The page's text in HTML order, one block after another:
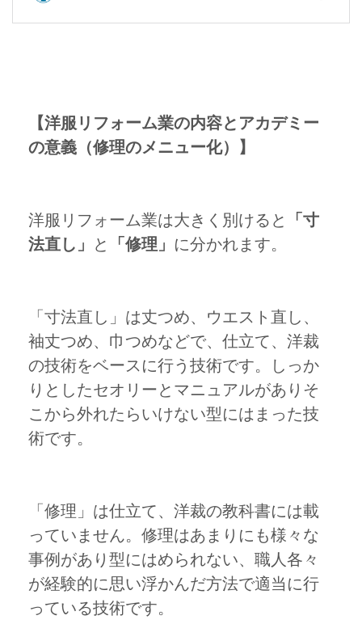
【洋服リフォーム業の内容とアカデミー
の意義（修理のメニュー化）】
洋服リフォーム業は大きく別けると
「寸
法直し」
と 「修理」 に分かれます。
「寸法直し」は丈つめ、ウエスト直し、
袖丈つめ、巾つめなどで、仕立て、洋裁
の技術をベースに行う技術です。しっか
りとしたセオリーとマニュアルがありそ
こから外れたらいけない型にはまった技
術です。
「修理」は仕立て、洋裁の教科書には載
っていません。修理はあまりにも様々な
事例があり型にはめられない、職人各々
が経験的に思い浮かんだ方法で適当に行
っている技術です。